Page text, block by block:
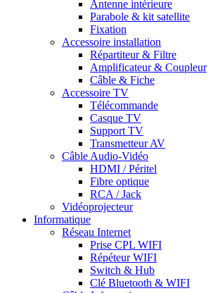
Antenne intérieure
Parabole & kit satellite
Fixation
Accessoire installation
Répartiteur & Filtre
Amplificateur & Coupleur
Câble & Fiche
Accessoire TV
Télécommande
Casque TV
Support TV
Transmetteur AV
Câble Audio-Vidéo
HDMI / Péritel
Fibre optique
RCA / Jack
Vidéoprojecteur
Informatique
Réseau Internet
Prise CPL WIFI
Répéteur WIFI
Switch & Hub
Clé Bluetooth & WIFI